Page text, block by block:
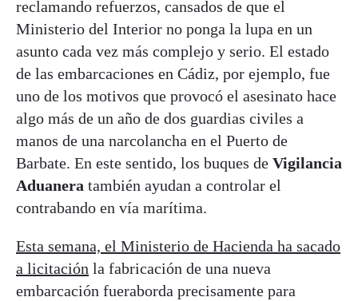
reclamando refuerzos, cansados de que el
Ministerio del Interior no ponga la lupa en un
asunto cada vez más complejo y serio. El estado
de las embarcaciones en Cádiz, por ejemplo, fue
uno de los motivos que provocó el asesinato hace
algo más de un año de dos guardias civiles a
manos de una narcolancha en el Puerto de
Barbate. En este sentido, los buques de Vigilancia
Aduanera también ayudan a controlar el
contrabando en vía marítima.
Esta semana, el Ministerio de Hacienda ha sacado
a licitación la fabricación de una nueva
embarcación fueraborda precisamente para